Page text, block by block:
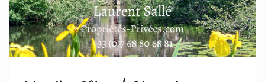
En savoir plus